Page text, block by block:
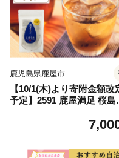
鹿児島県鹿屋市
【10/1(木)より寄附金額改
予定】2591 鹿屋満足 桜島
バッグ15袋（ティーバッ